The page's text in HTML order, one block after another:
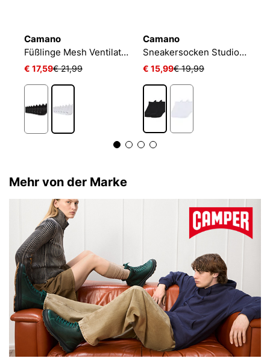
Camano
Füßlinge Mesh Ventilation
€ 17,59€ 21,99
Camano
Sneakersocken Studio-Line Pilates und Yoga
€ 15,99€ 19,99
Mehr von der Marke